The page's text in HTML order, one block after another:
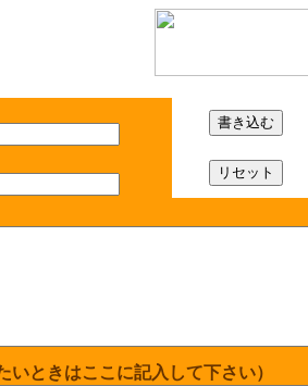
ときはここに記入して下さい）